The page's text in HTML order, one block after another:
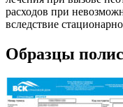
расходов при
вследствие
Образцы